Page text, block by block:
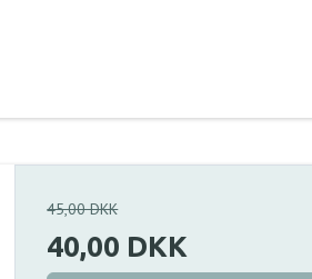
45,00 DKK
40,00 DKK